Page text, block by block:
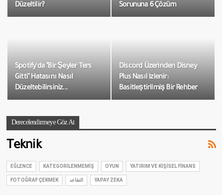
Düzeltilir?
Sorununa 6 Çözüm
Spotify'da "Bir Şeyler Ters
Gitti" Hatasını Nasıl
Düzeltebilirsiniz...
Discord Üzerinden Disney
Plus Nasıl Izlenir:
Basitleştirilmiş Bir Rehber
Derecelendirmeye Göz At
Teknik
EĞLENCE KATEGORILENMEMIŞ OYUN YATIRIM VE KIŞISEL FINANS
FOTOĞRAF ÇEKMEK التقاعد YAPAY ZEKA